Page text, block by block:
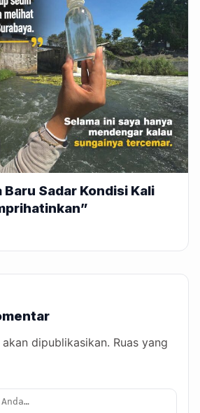
Baru Sadar Kondisi Kali
dipublikasikan. Ruas yang